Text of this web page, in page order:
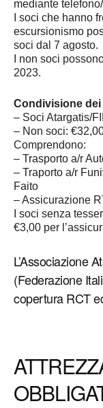
mediante
I soci che hanno
escursionismo
soci dal 7 agosto.
I non soci
2023.
Condivisione
– Soci Atargatis/
– Non soci:
Comprendono:
– Trasporto a/r
– Traporto a/r
Faito
– Assicurazione
I soci senza
€3,00 per
L’Associazione
(Federazione
copertura RCT